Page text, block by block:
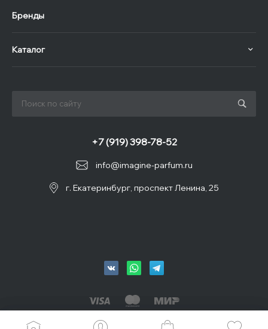
Бренды
Каталог
info@imagine-parfum.ru
+7 (919) 398-78-52
г. Екатеринбург, проспект Ленина, 25